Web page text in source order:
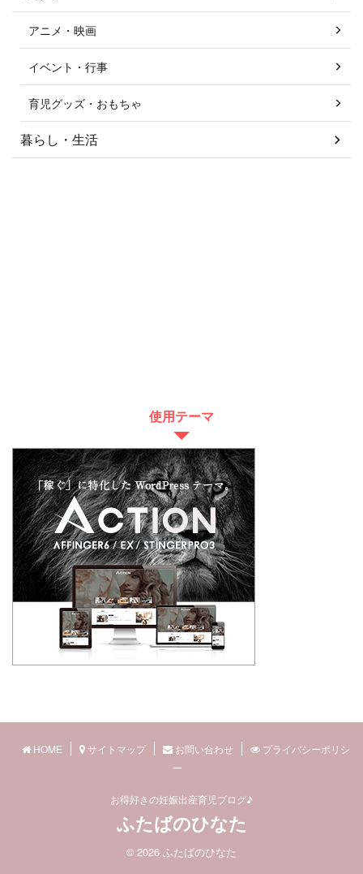
アニメ・映画
イベント・行事
育児グッズ・おもちゃ
暮らし・生活
使用テーマ
HOME サイトマップ お問い合わせ
プライバシーポリシ
ー
お得好きの妊娠出産育児ブログ♪
ふたばのひなた
© 2026 ふたばのひなた